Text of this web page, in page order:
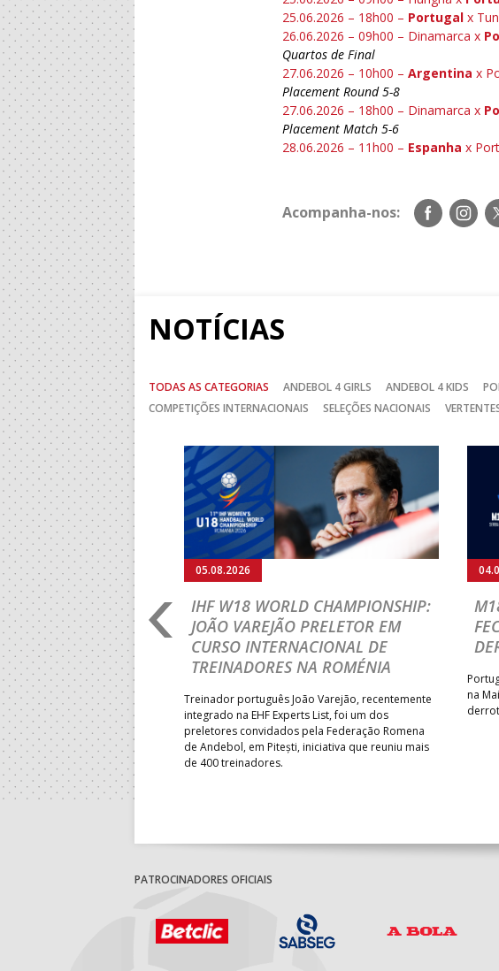
25.06.2026 – 18h00 – Portugal x
26.06.2026 – 09h00 – Dinamarca x
Quartos de Final
27.06.2026 – 10h00 –Argentinax
Placement Round 5-8
27.06.2026 – 18h00 – Dinamarca x
Placement Match 5-6
28.06.2026 – 11h00 – Espanha x
Acompanha-nos:
Siga-
nos
Siga-
nos
NOTÍCIAS
TODAS AS CATEGORIAS ANDEBOL 4 GIRLS ANDEBOL 4 KIDS
COMPETIÇÕES INTERNACIONAIS
SELEÇÕES NACIONAIS
CHAMPIONSHIP:
FASE A
CUP
na fase de grupos da
mede forças com o
no primeiro embate dos
entre o 17.º e 32.º lugare do
sub-18 Feminino.
05.08.2026
IHF W18 WORLD CHAMPIONSHIP:
JOÃO VAREJÃO PRELETOR EM
CURSO INTERNACIONAL DE
TREINADORES NA ROMÉNIA
Treinador português João Varejão, recentemente
integrado na EHF Experts List, foi um dos
preletores convidados pela Federação Romena
de Andebol, em Pitești, iniciativa que reuniu mais
de 400 treinadores.
na
Anterior
PATROCINADORES OFICIAIS